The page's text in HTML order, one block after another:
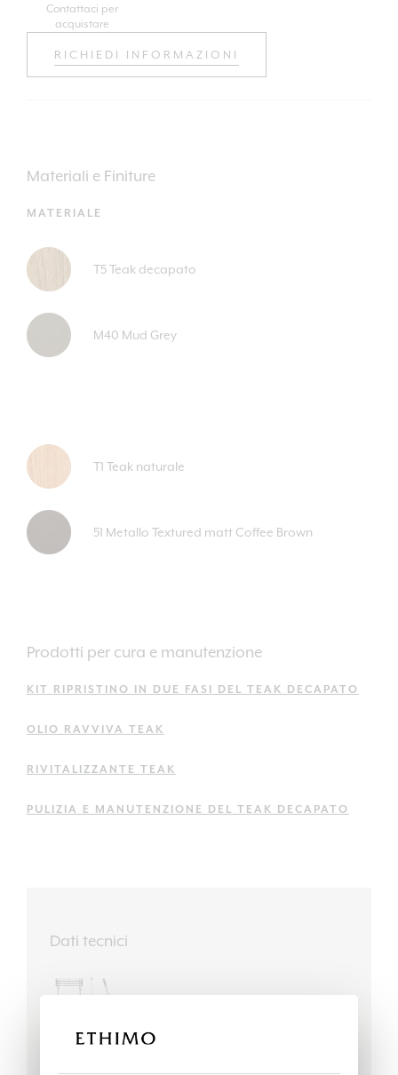
Contattaci per
acquistare
RICHIEDI INFORMAZIONI
Materiali e Finiture
MATERIALE
T5 Teak decapato
M40 Mud Grey
T1 Teak naturale
51 Metallo Textured matt Coffee Brown
Prodotti per cura e manutenzione
KIT RIPRISTINO IN DUE FASI DEL TEAK DECAPATO
OLIO RAVVIVA TEAK
RIVITALIZZANTE TEAK
PULIZIA E MANUTENZIONE DEL TEAK DECAPATO
Dati tecnici